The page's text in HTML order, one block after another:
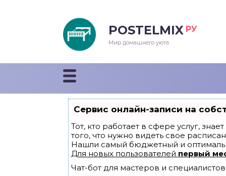
POSTELMIX РУ
Мир домашнего уюта
Сервис онлайн-записи на
Тот, кто работает в сфере услуг,
того, что нужно видеть свое
Нашли самый бюджетный и
Для новых пользователей первый
Чат-бот для мастеров и